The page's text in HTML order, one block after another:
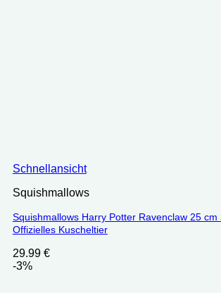
Schnellansicht
Squishmallows
Squishmallows Harry Potter Ravenclaw 25 cm
Offizielles Kuscheltier
29.99 €
-3%